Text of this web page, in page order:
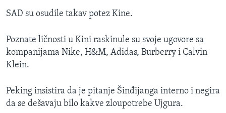
SAD su osudile takav potez Kine.
Poznate ličnosti u Kini raskinule su svoje ugovore sa
kompanijama Nike, H&M, Adidas, Burberry i Calvin
Klein.
Peking insistira da je pitanje Šinđijanga interno i negira
da se dešavaju bilo kakve zloupotrebe Ujgura.